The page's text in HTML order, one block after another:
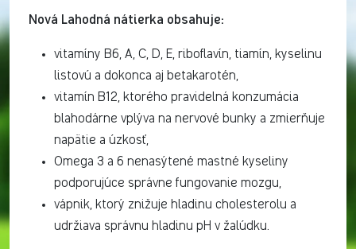
Nová Lahodná nátierka obsahuje:
vitamíny B6, A, C, D, E, riboflavín, tiamín, kyselinu
listovú a dokonca aj betakarotén,
vitamín B12, ktorého pravidelná konzumácia
blahodárne vplýva na nervové bunky a zmierňuje
napätie a úzkosť,
Omega 3 a 6 nenasýtené mastné kyseliny
podporujúce správne fungovanie mozgu,
vápnik, ktorý znižuje hladinu cholesterolu a
udržiava správnu hladinu pH v žalúdku.